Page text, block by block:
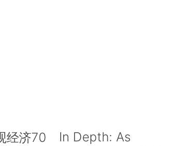
经济70
In Depth: As